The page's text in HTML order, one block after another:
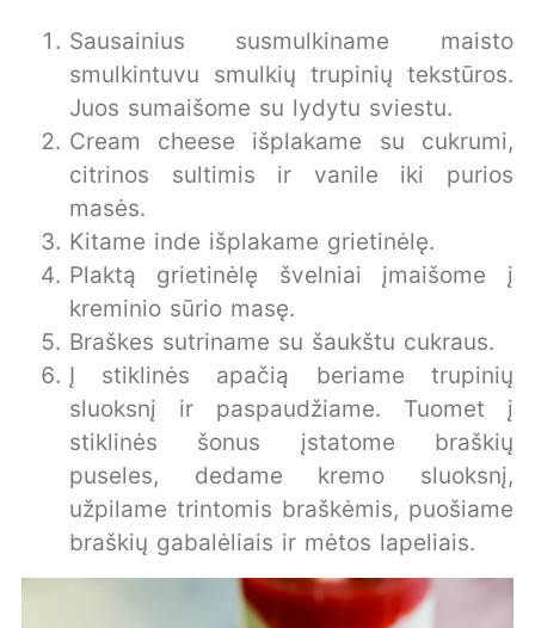
Sausainius susmulkiname maisto
smulkintuvu smulkių trupinių tekstūros.
Juos sumaišome su lydytu sviestu.
Cream cheese išplakame su cukrumi,
citrinos sultimis ir vanile iki purios
masės.
Kitame inde išplakame grietinėlę.
Plaktą grietinėlę švelniai įmaišome į
kreminio sūrio masę.
Braškes sutriname su šaukštu cukraus.
Į stiklinės apačią beriame trupinių
sluoksnį ir paspaudžiame. Tuomet į
stiklinės šonus įstatome braškių
puseles, dedame kremo sluoksnį,
užpilame trintomis braškėmis, puošiame
braškių gabalėliais ir mėtos lapeliais.